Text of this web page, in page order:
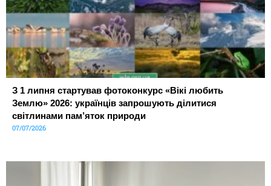
З 1 липня стартував фотоконкурс «Вікі любить
Землю» 2026: українців запрошують ділитися
світлинами пам’яток природи
07/07/2026